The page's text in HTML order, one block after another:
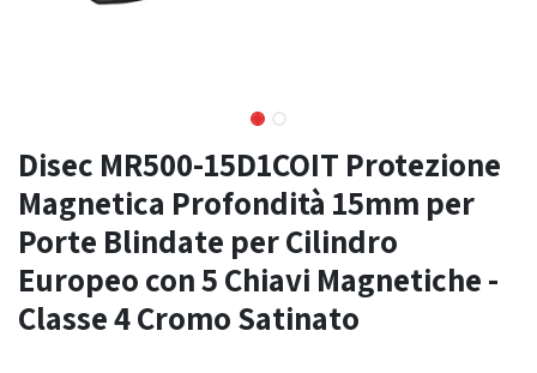
Disec MR500-15D1COIT Protezione
Magnetica Profondità 15mm per
Porte Blindate per Cilindro
Europeo con 5 Chiavi Magnetiche -
Classe 4 Cromo Satinato